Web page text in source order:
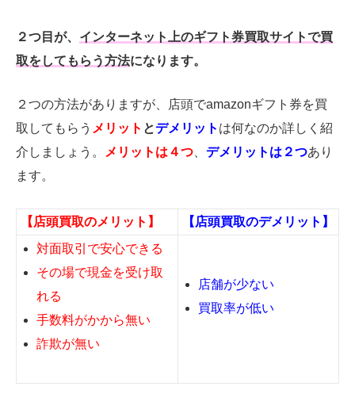
２つ目が、 インターネット上のギフト券買取サイトで買
取をしてもらう方法になります。
２つの方法がありますが、店頭でamazonギフト券を買
取してもらう メリット とデメリット は何なのか詳しく紹
介しましょう。
メリットは４つ デメリットは２つあり
ます。
【店頭買取のメリット】
【店頭買取のデメリット】
対面取引で安心できる
その場で現金を受け取
れる
手数料がかから無い
詐欺が無い
店舗が少ない
買取率が低い